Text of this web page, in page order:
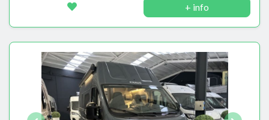
+ info